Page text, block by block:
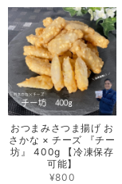
おつまみさつま揚げ お
さかな × チーズ 『チー
坊』 400g 【冷凍保存
可能】
¥800